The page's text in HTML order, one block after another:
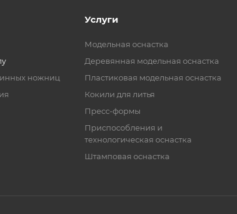
ножниц
Услуги
Модельная оснастка
Деревянная модельная оснастка
Пластиковая модельная оснастка
Кокили для литья
Пресс-формы
Приспособления и
технологическая оснастка
Штамповая оснастка